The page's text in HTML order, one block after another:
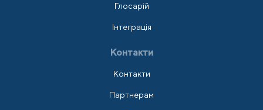
Глосарій
Інтеграція
Контакти
Контакти
Партнерам